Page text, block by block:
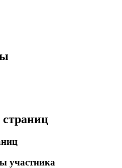
участника